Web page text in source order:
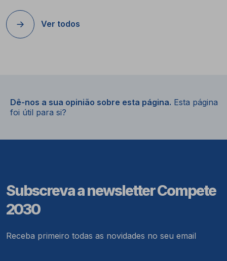
Ver todos
Dê-nos a sua opinião sobre esta página. Esta página
foi útil para si?
Subscreva a newsletter Compete
2030
Receba primeiro todas as novidades no seu email